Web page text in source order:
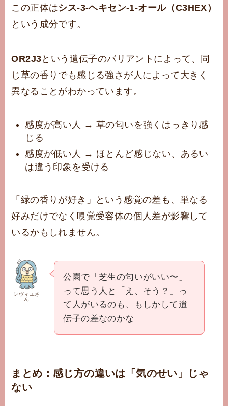
この正体はシス-3-ヘキセン-1-オール（C3HEX）
という成分です。
OR2J3という遺伝子のバリアントによって、同
じ草の香りでも感じる強さが人によって大きく
異なることがわかっています。
感度が高い人 → 草の匂いを強くはっきり感
じる
感度が低い人 → ほとんど感じない、あるい
は違う印象を受ける
「緑の香りが好き」という感覚の差も、単なる
好みだけでなく嗅覚受容体の個人差が影響して
いるかもしれません。
シヴィエさ
ん
公園で「芝生の匂いがいい〜」
って思う人と「え、そう？」っ
て人がいるのも、もしかして遺
伝子の差なのかな
まとめ：感じ方の違いは「気のせい」じゃ
ない